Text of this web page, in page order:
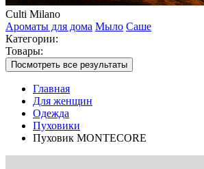
Culti Milano
Ароматы для дома Мыло Саше
Категории:
Товары:
Посмотреть все результаты
Главная
Для женщин
Одежда
Пуховики
Пуховик MONTECORE